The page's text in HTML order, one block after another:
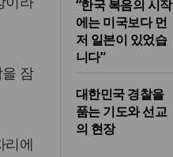
잠
리에
“한국 복음의 시작
에는 미국보다 먼
저 일본이 있었습
니다”
대한민국 경찰을
품는 기도와 선교
의 현장